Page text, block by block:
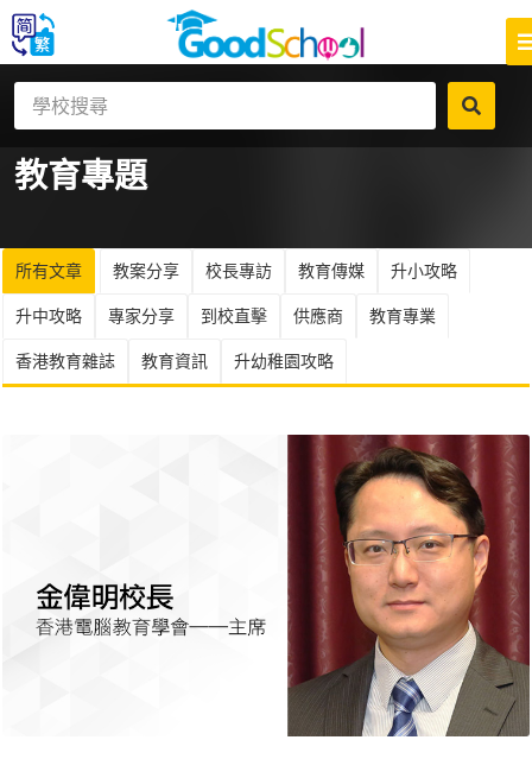
教育專題
所有文章 教案分享 校長專訪 教育傳媒
升小攻略
升中攻略
專家分享 到校直擊 供應商
教育專業
香港教育雜誌
教育資訊 升幼稚園攻略